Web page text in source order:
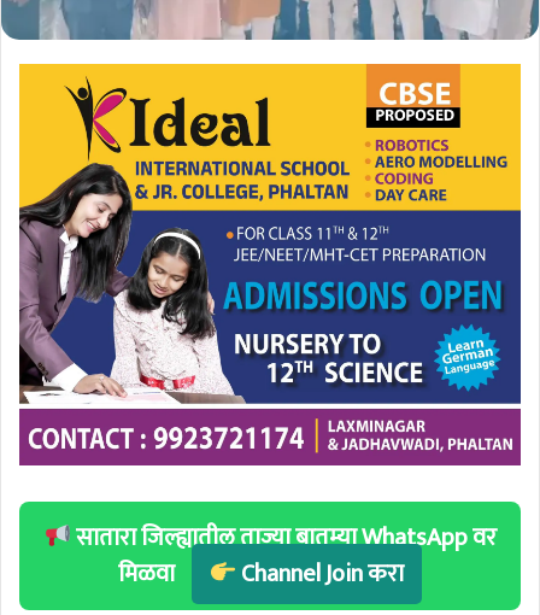
सातारा जिल्ह्यातील ताज्या बातम्या WhatsApp वर
मिळवा
Channel Join करा